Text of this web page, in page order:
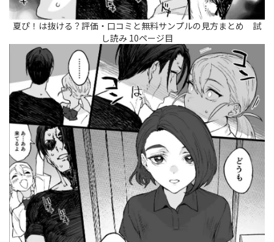
夏ぴ！は抜ける？評価・口コミと無料サンプルの見方まとめ 試
し読み 10ページ目